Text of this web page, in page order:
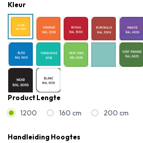
Kleur
Product Lengte
1200 160 cm 200 cm
Handleiding Hoogtes